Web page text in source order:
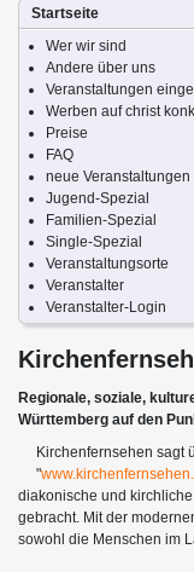
Startseite
Wer wir sind
Andere über uns
Veranstaltungen
Werben auf christ
Preise
FAQ
neue Veranstaltungen
Jugend-Spezial
Familien-Spezial
Single-Spezial
Veranstaltungsorte
Veranstalter
Veranstalter-Login
Regionale, soziale,
Württemberg auf den
Kirchenfernsehen sagt
"
diakonische und
gebracht. Mit der
sowohl die Menschen im